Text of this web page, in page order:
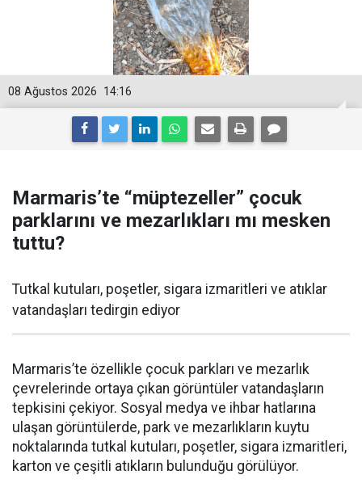
14:16
08 Ağustos 2026
Marmaris’te “müptezeller” çocuk
parklarını ve mezarlıkları mı mesken
tuttu?
Tutkal kutuları, poşetler, sigara izmaritleri ve atıklar
vatandaşları tedirgin ediyor
Marmaris’te özellikle çocuk parkları ve mezarlık
çevrelerinde ortaya çıkan görüntüler vatandaşların
tepkisini çekiyor. Sosyal medya ve ihbar hatlarına
ulaşan görüntülerde, park ve mezarlıkların kuytu
noktalarında tutkal kutuları, poşetler, sigara izmaritleri,
karton ve çeşitli atıkların bulunduğu görülüyor.